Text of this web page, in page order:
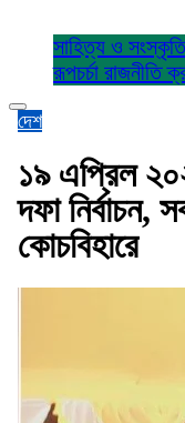
সাহিত্য ও
রূপচর্চা রাজনীতি
দেশ
১৯ এপ্রিল
দফা নির্বাচন,
কোচবিহারে